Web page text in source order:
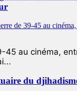
45 au cinéma,
du